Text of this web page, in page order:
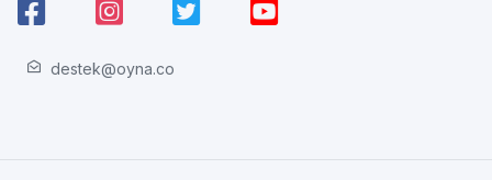
destek@oyna.co